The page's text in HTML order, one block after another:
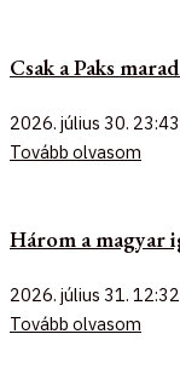
Csak a Paks
2026. július 30. 23:43
Tovább olvasom
Három a magyar
2026. július 31. 12:32
Tovább olvasom